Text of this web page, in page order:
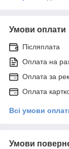
Умови оплати
Післяплата
Оплата на
Оплата за
Оплата
Всі умови
Умови